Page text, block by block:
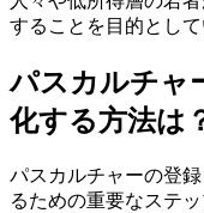
することを目的として
パスカルチャ
化する方法は
パスカルチャーの登
るための重要なステ